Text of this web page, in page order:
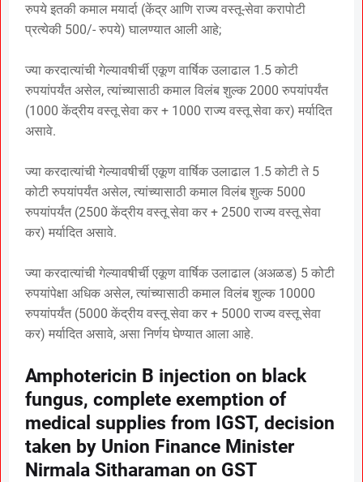
रुपये इतकी कमाल मयार्दा (केंद्र आणि राज्य वस्तू-सेवा करापोटी
प्रत्येकी 500/- रुपये) घालण्यात आली आहे;
ज्या करदात्यांची गेल्यावषीर्ची एकूण वार्षिक उलाढाल 1.5 कोटी
रुपयांपर्यंत असेल, त्यांच्यासाठी कमाल विलंब शुल्क 2000 रुपयांपर्यंत
(1000 केंद्रीय वस्तू सेवा कर + 1000 राज्य वस्तू सेवा कर) मर्यादित
असावे.
ज्या करदात्यांची गेल्यावषीर्ची एकूण वार्षिक उलाढाल 1.5 कोटी ते 5
कोटी रुपयांपर्यंत असेल, त्यांच्यासाठी कमाल विलंब शुल्क 5000
रुपयांपर्यंत (2500 केंद्रीय वस्तू सेवा कर + 2500 राज्य वस्तू सेवा
कर) मर्यादित असावे.
ज्या करदात्यांची गेल्यावषीर्ची एकूण वार्षिक उलाढाल (अअळड) 5 कोटी
रुपयांपेक्षा अधिक असेल, त्यांच्यासाठी कमाल विलंब शुल्क 10000
रुपयांपर्यंत (5000 केंद्रीय वस्तू सेवा कर + 5000 राज्य वस्तू सेवा
कर) मर्यादित असावे, असा निर्णय घेण्यात आला आहे.
Amphotericin B injection on black
fungus, complete exemption of
medical supplies from IGST, decision
taken by Union Finance Minister
Nirmala Sitharaman on GST